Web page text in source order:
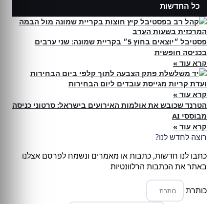
כל החדשות
פסטיבל ״יוצאים בחוץ 5״ בקריית שמונה: שני ערבים
בכניסה חופשית
קרא עוד »
ועדת קריות מגייסת עובדים ליום הבחירות
קרא עוד »
הטרנד שכובש את אולמות האירועים בישראל: סרטוני כניסה
מבוססי AI
קרא עוד »
רוצה לחדש לנו?
כתבו לנו חדשות, כתבות או מאמרים ונשמח לפרסם אצלנו
באתר את הכתבות הרלוונטיות
כותרת